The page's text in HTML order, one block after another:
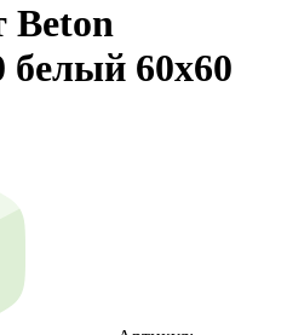
Beton
белый 60x60